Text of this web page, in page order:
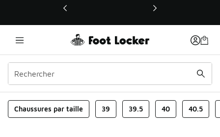
Ce lien ouvrira une nouvelle fenêtre
Chaussures par taille 39 39.5 40 40.5